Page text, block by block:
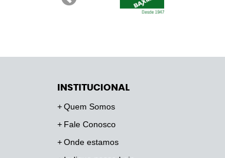
INSTITUCIONAL
Quem Somos
Fale Conosco
Onde estamos